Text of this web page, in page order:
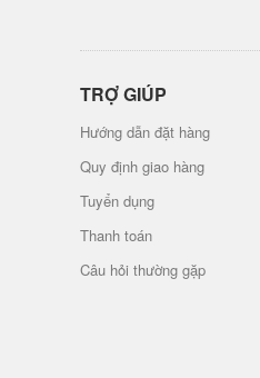
TRỢ GIÚP
Hướng dẫn đặt hàng
Quy định giao hàng
Tuyển dụng
Thanh toán
Câu hỏi thường gặp